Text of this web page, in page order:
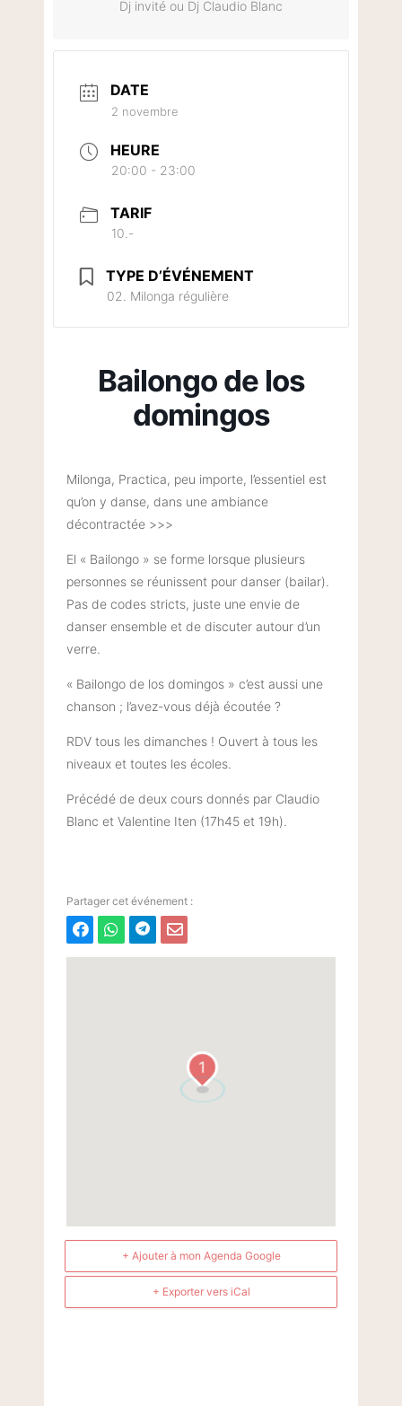
Dj invité ou Dj Claudio Blanc
DATE
2 novembre
HEURE
20:00 - 23:00
TARIF
10.-
TYPE D’ÉVÉNEMENT
02. Milonga régulière
Bailongo de los
domingos
Milonga, Practica, peu importe, l’essentiel est
qu’on y danse, dans une ambiance
décontractée >>>
El « Bailongo » se forme lorsque plusieurs
personnes se réunissent pour danser (bailar).
Pas de codes stricts, juste une envie de
danser ensemble et de discuter autour d’un
verre.
« Bailongo de los domingos » c’est aussi une
chanson ; l’avez-vous déjà écoutée ?
RDV tous les dimanches ! Ouvert à tous les
niveaux et toutes les écoles.
Précédé de deux cours donnés par Claudio
Blanc et Valentine Iten (17h45 et 19h).
1
+ Ajouter à mon Agenda Google
+ Exporter vers iCal